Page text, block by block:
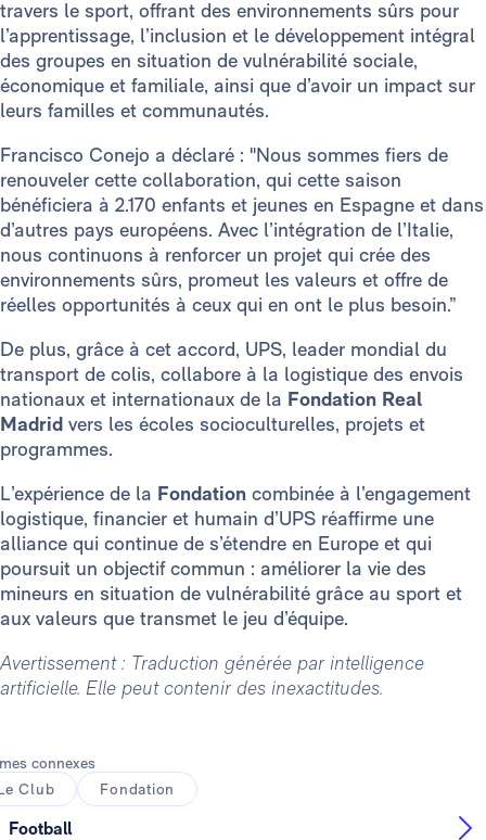
travers le sport, offrant des environnements sûrs pour
l’apprentissage, l’inclusion et le développement intégral
des groupes en situation de vulnérabilité sociale,
économique et familiale, ainsi que d’avoir un impact sur
leurs familles et communautés.
Francisco Conejo a déclaré : "Nous sommes fiers de
renouveler cette collaboration, qui cette saison
bénéficiera à 2.170 enfants et jeunes en Espagne et dans
d’autres pays européens. Avec l’intégration de l’Italie,
nous continuons à renforcer un projet qui crée des
environnements sûrs, promeut les valeurs et offre de
réelles opportunités à ceux qui en ont le plus besoin.”
De plus, grâce à cet accord, UPS, leader mondial du
transport de colis, collabore à la logistique des envois
nationaux et internationaux de la Fondation Real
Madrid vers les écoles socioculturelles, projets et
programmes.
L’expérience de la Fondation combinée à l’engagement
logistique, financier et humain d’UPS réaffirme une
alliance qui continue de s’étendre en Europe et qui
poursuit un objectif commun : améliorer la vie des
mineurs en situation de vulnérabilité grâce au sport et
aux valeurs que transmet le jeu d’équipe.
Avertissement : Traduction générée par intelligence
artificielle. Elle peut contenir des inexactitudes.
connexes
Club
Fondation
Football